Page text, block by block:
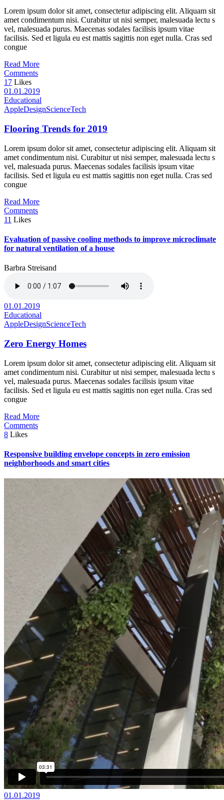
Lorem ipsum dolor sit amet, consectetur adipiscing elit. Aliquam sit
amet condimentum nisi. Curabitur ut nisi semper, malesuada lectu s
vel, malesuada purus. Maecenas sodales facilisis ipsum vitae
facilisis. Sed et ligula eu est mattis sagittis non eget nulla. Cras sed
congue
Read More
Comments
17 Likes
01.01.2019
Educational
AppleDesignScienceTech
Flooring Trends for 2019
Lorem ipsum dolor sit amet, consectetur adipiscing elit. Aliquam sit
amet condimentum nisi. Curabitur ut nisi semper, malesuada lectu s
vel, malesuada purus. Maecenas sodales facilisis ipsum vitae
facilisis. Sed et ligula eu est mattis sagittis non eget nulla. Cras sed
congue
Read More
Comments
11 Likes
Evaluation of passive cooling methods to improve microclimate
for natural ventilation of a house
Barbra Streisand
01.01.2019
Educational
AppleDesignScienceTech
Zero Energy Homes
Lorem ipsum dolor sit amet, consectetur adipiscing elit. Aliquam sit
amet condimentum nisi. Curabitur ut nisi semper, malesuada lectu s
vel, malesuada purus. Maecenas sodales facilisis ipsum vitae
facilisis. Sed et ligula eu est mattis sagittis non eget nulla. Cras sed
congue
Read More
Comments
8 Likes
Responsive building envelope concepts in zero emission
neighborhoods and smart cities
01.01.2019